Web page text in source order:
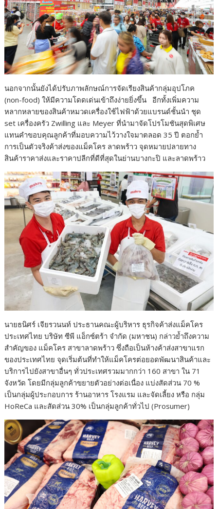
นอกจากนั้นยังได้ปรับภาพลักษณ์การจัดเรียงสินค้ากลุ่มอุปโภค
(non-food) ให้มีความโดดเด่นเข้าถึงง่ายยิ่งขึ้น อีกทั้งเพิ่มความ
หลากหลายของสินค้าหมวดเครื่องใช้ไฟฟ้าด้วยแบรนด์ชั้นนำ ชุด
set เครื่องครัว Zwilling และ Meyer ที่นำมาจัดโปรโมชันสุดพิเศษ
แทนคำขอบคุณลูกค้าที่มอบความไว้วางใจมาตลอด 35 ปี ตอกย้ำ
การเป็นตัวจริงค้าส่งของแม็คโคร ลาดพร้าว จุดหมายปลายทาง
สินค้าราคาส่งและราคาปลีกที่ดีที่สุดในย่านบางกะปิ และลาดพร้าว
นายธนิศร์ เจียรวนนท์ ประธานคณะผู้บริหาร ธุรกิจค้าส่งแม็คโคร
ประเทศไทย บริษัท ซีพี แอ็กซ์ตร้า จำกัด (มหาชน) กล่าวย้ำถึงความ
สำคัญของ แม็คโคร สาขาลาดพร้าว ซึ่งถือเป็นห้างค้าส่งสาขาแรก
ของประเทศไทย จุดเริ่มต้นที่ทำให้แม็คโครต่อยอดพัฒนาสินค้าและ
บริการไปยังสาขาอื่นๆ ทั่วประเทศรวมมากกว่า 160 สาขา ใน 71
จังหวัด โดยมีกลุ่มลูกค้าขยายตัวอย่างต่อเนื่อง แบ่งสัดส่วน 70 %
เป็นกลุ่มผู้ประกอบการ ร้านอาหาร โรงแรม และจัดเลี้ยง หรือ กลุ่ม
HoReCa และสัดส่วน 30% เป็นกลุ่มลูกค้าทั่วไป (Prosumer)